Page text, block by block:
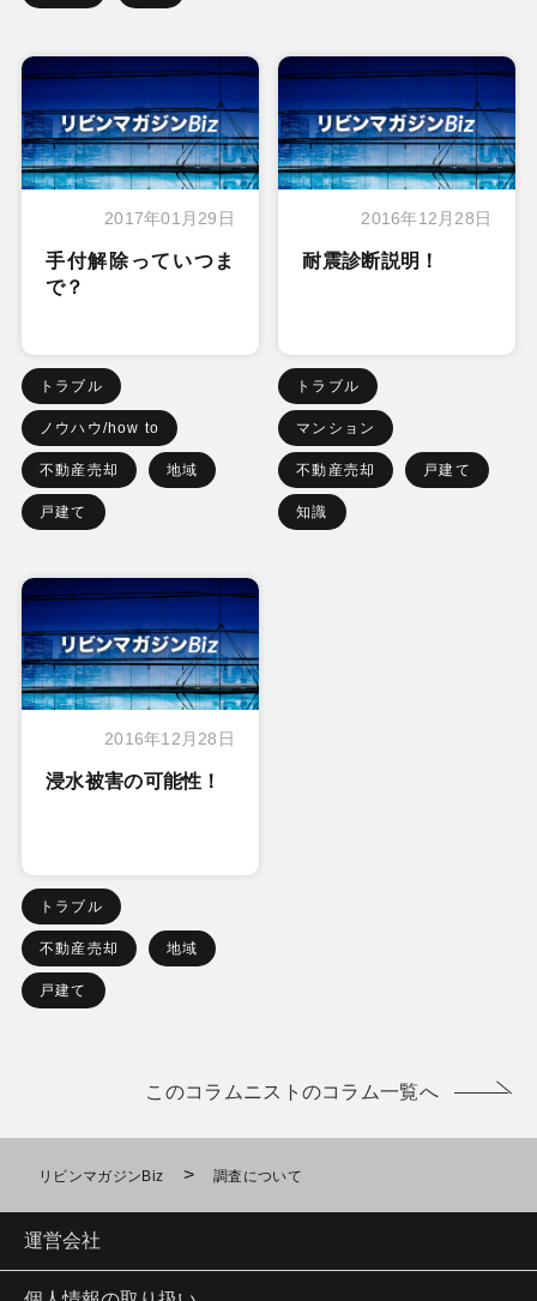
2017年01月29日
手付解除っていつま
で？
トラブル
ノウハウ/how to
不動産売却 地域
戸建て
2016年12月28日
耐震診断説明！
トラブル
マンション
不動産売却 戸建て
知識
2016年12月28日
浸水被害の可能性！
トラブル
不動産売却 地域
戸建て
このコラムニストのコラム一覧へ
リビンマガジンBiz > 調査について
運営会社